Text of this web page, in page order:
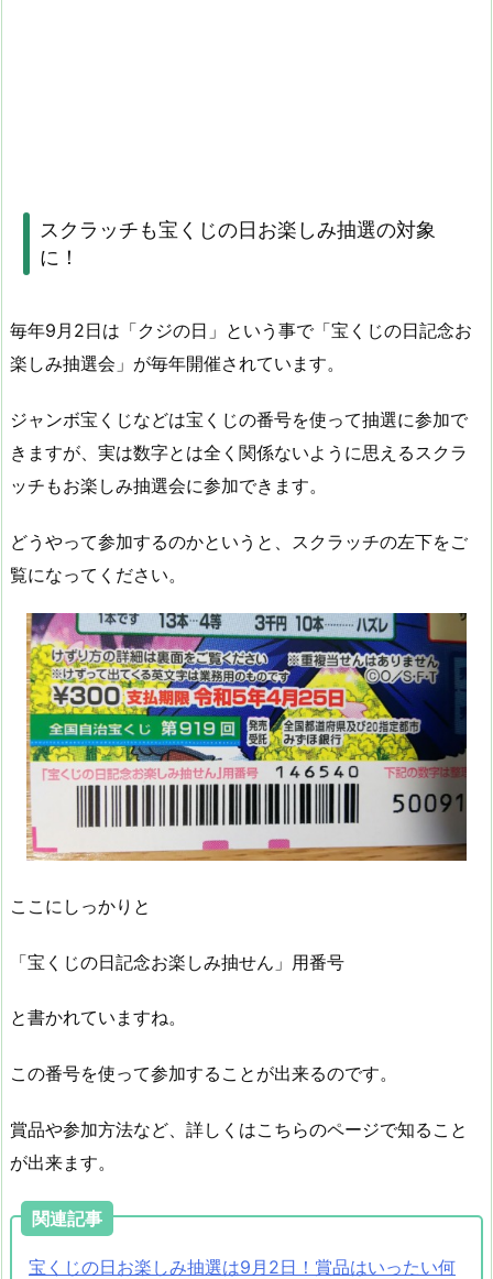
スクラッチも宝くじの日お楽しみ抽選の対象
に！
毎年9月2日は「クジの日」という事で「宝くじの日記念お
楽しみ抽選会」が毎年開催されています。
ジャンボ宝くじなどは宝くじの番号を使って抽選に参加で
きますが、実は数字とは全く関係ないように思えるスクラ
ッチもお楽しみ抽選会に参加できます。
どうやって参加するのかというと、スクラッチの左下をご
覧になってください。
ここにしっかりと
「宝くじの日記念お楽しみ抽せん」用番号
と書かれていますね。
この番号を使って参加することが出来るのです。
賞品や参加方法など、詳しくはこちらのページで知ること
が出来ます。
関連記事
宝くじの日お楽しみ抽選は9月2日！賞品はいったい何